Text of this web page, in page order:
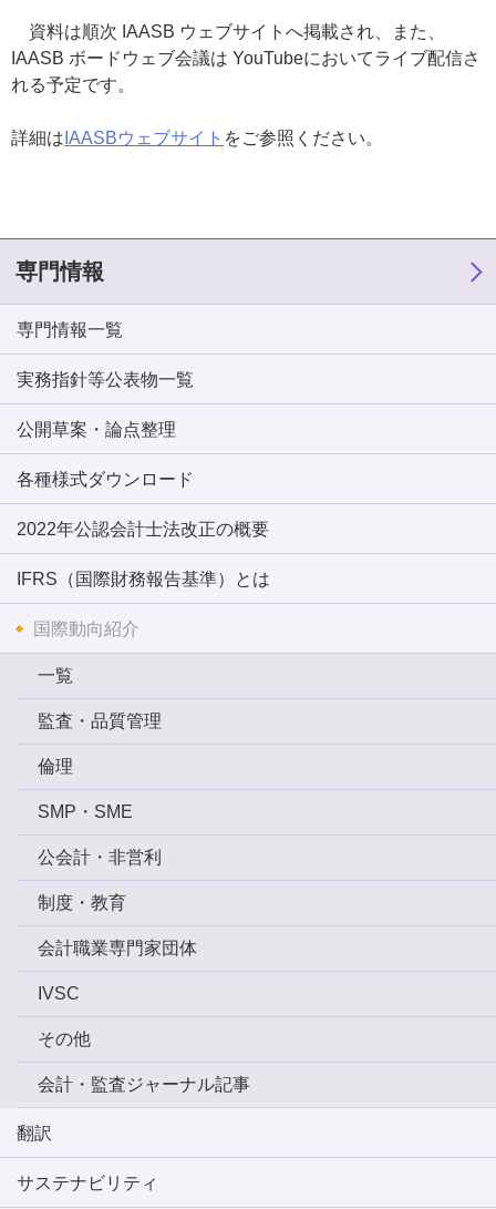
資料は順次 IAASB ウェブサイトへ掲載され、また、
IAASB ボードウェブ会議は YouTubeにおいてライブ配信さ
れる予定です。
詳細は IAASBウェブサイト をご参照ください。
専門情報
専門情報一覧
実務指針等公表物一覧
公開草案・論点整理
各種様式ダウンロード
2022年公認会計士法改正の概要
IFRS（国際財務報告基準）とは
国際動向紹介
一覧
監査・品質管理
倫理
SMP・SME
公会計・非営利
制度・教育
会計職業専門家団体
IVSC
その他
会計・監査ジャーナル記事
翻訳
サステナビリティ